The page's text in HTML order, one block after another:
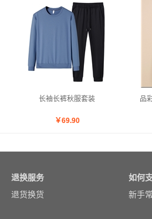
长袖长裤秋服套装
￥69.90
品
退换服务
退货换货
如何
新手